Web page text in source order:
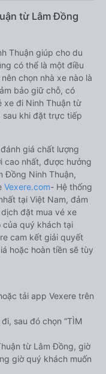
từ Lâm Đồng
Thuận giúp cho du
có thể là một điều
chọn nhà xe nào là
bảo giữ chỗ, có
xe đi Ninh Thuận từ
sau khi đặt trực tiếp
giá chất lượng
cao nhất, được hưởng
Đồng Ninh Thuận,
Vexere.com- Hệ thống
tại Việt Nam, đảm
đặt mua vé xe
của quý khách tại
cam kết giải quyết
hoặc hoàn tiền sẽ tùy
tải app Vexere trên
sau đó chọn “TÌM
từ Lâm Đồng, giờ
giờ quý khách muốn